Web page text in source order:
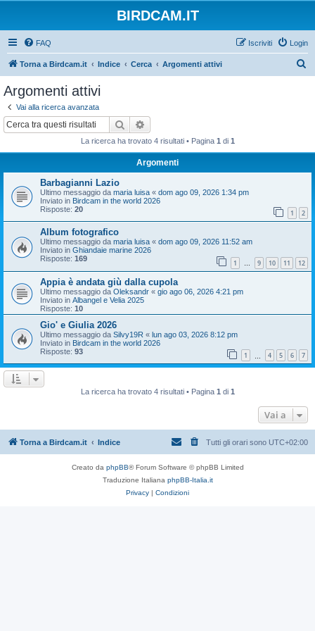
BIRDCAM.IT
FAQ Login
Iscriviti
Torna a Birdcam.it Indice Cerca Argomenti attivi
Argomenti attivi
Vai alla ricerca avanzata
Cerca
La ricerca ha trovato 4 risultati • Pagina 1 di 1
Argomenti
Barbagianni Lazio
Ultimo messaggio da maria luisa « dom ago 09, 2026 1:34 pm
Inviato in Birdcam in the world 2026
Risposte: 20 1 2
Album fotografico
Ultimo messaggio da maria luisa « dom ago 09, 2026 11:52 am
Inviato in Ghiandaie marine 2026
Risposte: 169 1 … 9 10 11 12
Appia è andata giù dalla cupola
Ultimo messaggio da Oleksandr « gio ago 06, 2026 4:21 pm
Inviato in Albangel e Velia 2025
Risposte: 10
Gio' e Giulia 2026
Ultimo messaggio da Silvy19R « lun ago 03, 2026 8:12 pm
Inviato in Birdcam in the world 2026
Risposte: 93 1 4 5 6 7
La ricerca ha trovato 4 risultati • Pagina 1di 1
Vai a
Torna a Birdcam.it Indice Tutti gli orari sono UTC+02:00
Creato da phpBB® Forum Software © phpBB Limited
Traduzione Italiana phpBB-Italia.it
Privacy
Condizioni